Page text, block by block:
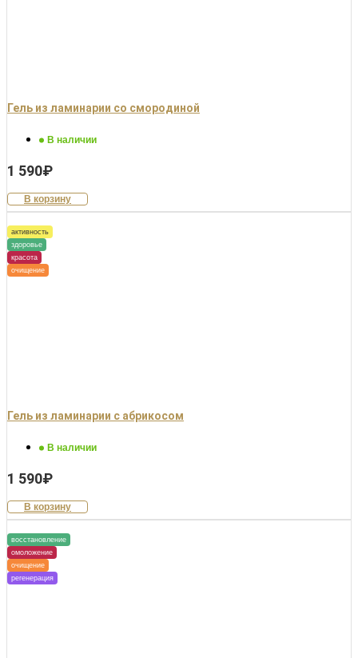
Гель из ламинарии со смородиной
В наличии
1 590₽
В корзину
активность
здоровье
красота
очищение
Гель из ламинарии с абрикосом
В наличии
1 590₽
В корзину
восстановление
омоложение
очищение
регенерация